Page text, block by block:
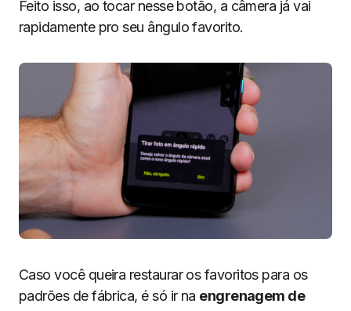
Feito isso, ao tocar nesse botão, a câmera já vai
rapidamente pro seu ângulo favorito.
Caso você queira restaurar os favoritos para os
padrões de fábrica, é só ir na engrenagem de